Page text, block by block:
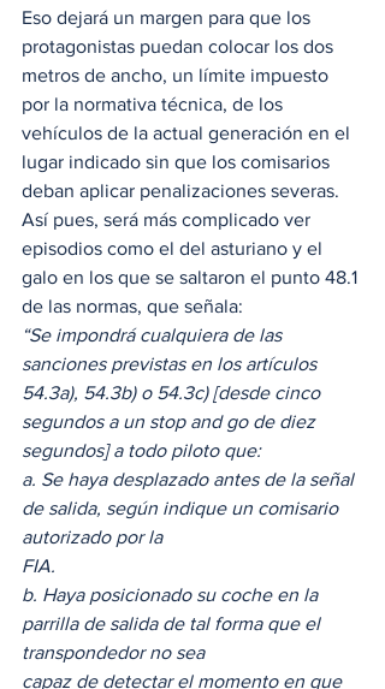
Eso dejará un margen para que los
protagonistas puedan colocar los dos
metros de ancho, un límite impuesto
por la normativa técnica, de los
vehículos de la actual generación en el
lugar indicado sin que los comisarios
deban aplicar penalizaciones severas.
Así pues, será más complicado ver
episodios como el del asturiano y el
galo en los que se saltaron el punto 48.1
de las normas, que señala:
“Se impondrá cualquiera de las
sanciones previstas en los artículos
54.3a), 54.3b) o 54.3c) [desde cinco
segundos a un stop and go de diez
segundos] a todo piloto que:
a. Se haya desplazado antes de la señal
de salida, según indique un comisario
autorizado por la
FIA.
b. Haya posicionado su coche en la
parrilla de salida de tal forma que el
transpondedor no sea
capaz de detectar el momento en que